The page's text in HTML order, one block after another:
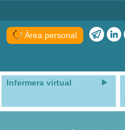
Àrea personal
Infermera virtual